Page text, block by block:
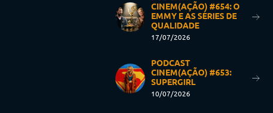
CINEM(AÇÃO) #654: O
EMMY E AS SÉRIES DE
QUALIDADE
17/07/2026
PODCAST
CINEM(AÇÃO) #653:
SUPERGIRL
10/07/2026